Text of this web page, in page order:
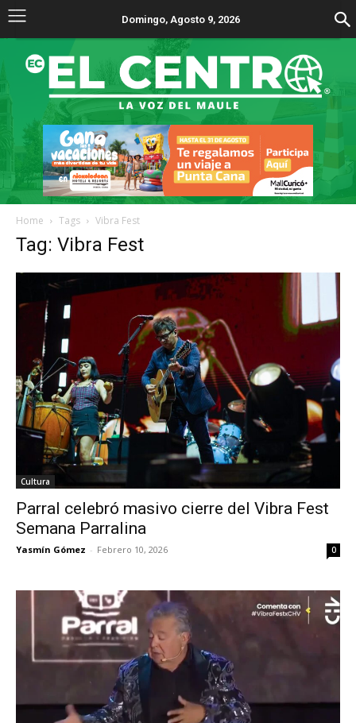
Domingo, Agosto 9, 2026
Home Tags Vibra Fest
Tag: Vibra Fest
Cultura
Parral celebró masivo cierre del Vibra Fest
Semana Parralina
Yasmín Gómez - Febrero 10, 2026 0